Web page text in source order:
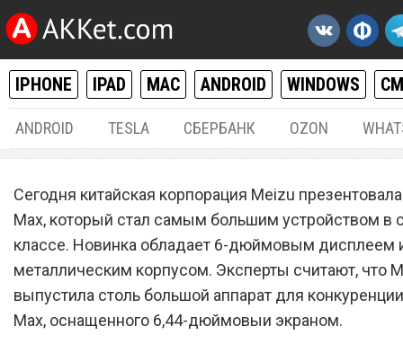
IPHONE IPAD MAC ANDROID WINDOWS
ANDROID TESLA СБЕРБАНК OZON
Meizu Max – новый 6-
дюймовый смартфон с
металлическим корпусом
Сегодня китайская корпорация Meizu
Max, который стал самым большим устройством в
классе. Новинка обладает 6-дюймовым дисплеем
металлическим корпусом. Эксперты считают, что
выпустила столь большой аппарат для
Max, оснащенного 6,44-дюймовыи экраном.